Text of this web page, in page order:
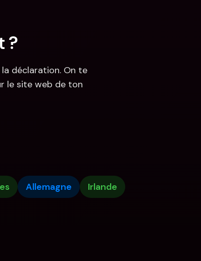
?
déclaration. On te
le site web de ton
Allemagne
Irlande